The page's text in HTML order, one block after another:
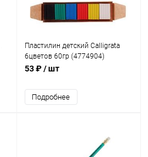
Пластилин детский Calligrata
6цветов 60гр (4774904)
53 ₽/ шт
Подробнее